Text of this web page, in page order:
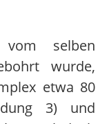
vom selben
wurde,
etwa 80
3) und